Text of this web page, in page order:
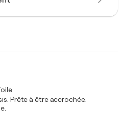
Prête à être accrochée.